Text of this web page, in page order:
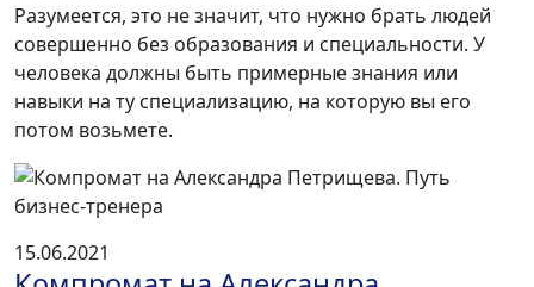
Разумеется, это не значит, что нужно брать людей
совершенно без образования и специальности. У
человека должны быть примерные знания или
навыки на ту специализацию, на которую вы его
потом возьмете.
15.06.2021